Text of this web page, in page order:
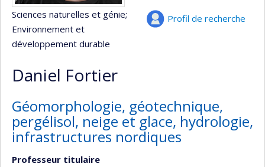
Profil de recherche
Sciences naturelles et génie;
Environnement et
développement durable
Daniel Fortier
Géomorphologie, géotechnique,
pergélisol, neige et glace, hydrologie,
infrastructures nordiques
Professeur titulaire